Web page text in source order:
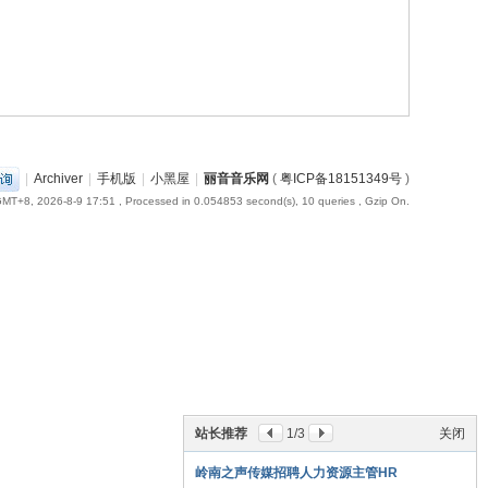
关闭
站长推荐 1/3
岭南之声传媒招聘人力资源主管HR
| Archiver | 手机版 | 小黑屋 | 丽音音乐网 ( 粤ICP备18151349号 )
2026-8-9 17:51 , Processed in 0.054853 second(s), 10 queries , Gzip On.